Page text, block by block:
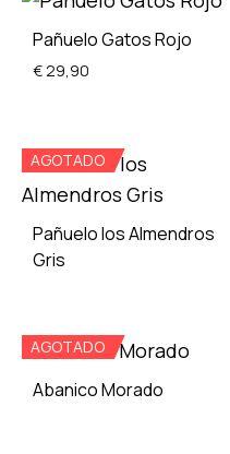
Pañuelo Gatos Rojo
€29,90
AGOTADO
Pañuelo los Almendros
Gris
AGOTADO
Abanico Morado